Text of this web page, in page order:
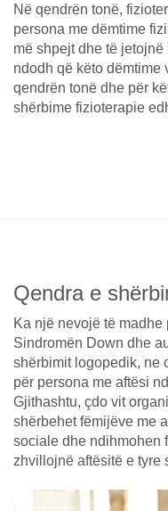
Në qendrën tonë,
persona me dëmtime
më shpejt dhe të
ndodh që këto dëmtime
qendrën tonë dhe për
shërbime fizioterapie
Qendra e
Ka një nevojë të
Sindromën Down dhe
shërbimit logopedik, ne
për persona me aftësi
Gjithashtu, çdo vit
shërbehet fëmijëve me
sociale dhe ndihmohen
zhvillojnë aftësitë e tyre